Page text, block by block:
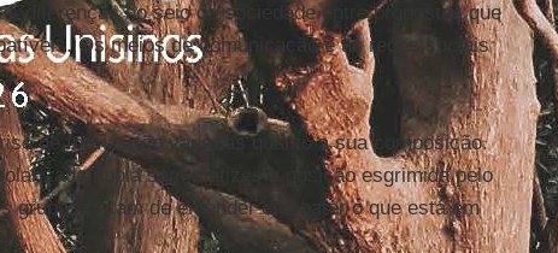
diferenças no seio da sociedade entre propostas que
Os meios de comunicação e as redes sociais
de formas tão variadas quanto a sua composição.
apoia sem matizes a posição esgrimida pelo
grupos tratam de entender e debater o que está em